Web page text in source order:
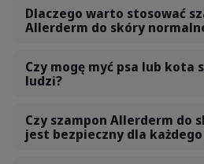
Dlaczego warto stosować
Allerderm do skóry
Czy mogę myć psa lub kota
ludzi?
Czy szampon Allerderm do
jest bezpieczny dla